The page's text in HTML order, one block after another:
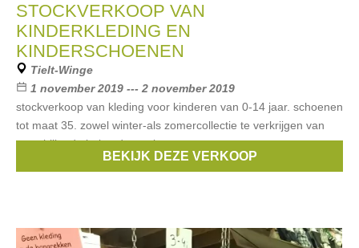
STOCKVERKOOP VAN
KINDERKLEDING EN
KINDERSCHOENEN
Tielt-Winge
1 november 2019 --- 2 november 2019
stockverkoop van kleding voor kinderen van 0-14 jaar. schoenen
tot maat 35. zowel winter-als zomercollectie te verkrijgen van
verschillende bekende merken.
Filou & Friends,Stones & Bones
BEKIJK DEZE VERKOOP